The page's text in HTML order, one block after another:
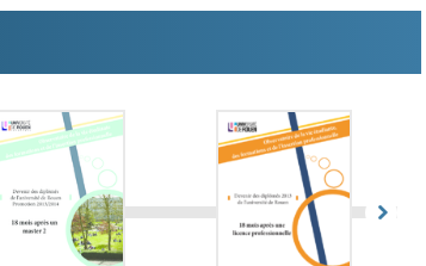
aux demandeurs d'emploi
de France Travail a voté une délibération le 25
d'éligibilité et de financement des formations
notamment, d'avoir une "finalité professionnelle
évaluables".